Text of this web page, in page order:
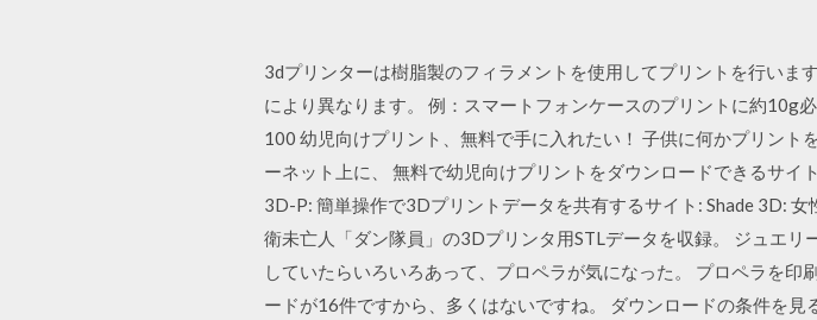
3dプリンターは樹脂製のフィラメントを使用してプリントを行い
により異なります。 例：スマートフォンケースのプリントに約10g
100 幼児向けプリント、無料で手に入れたい！ 子供に何かプリン
ーネット上に、 無料で幼児向けプリントをダウンロードできるサ
3D-P: 簡単操作で3Dプリントデータを共有するサイト: Shade 3D:
衛未亡人「ダン隊員」の3Dプリンタ用STLデータを収録。 ジュエ
していたらいろいろあって、プロペラが気になった。 プロペラを
ードが16件ですから、多くはないですね。 ダウンロードの条件を